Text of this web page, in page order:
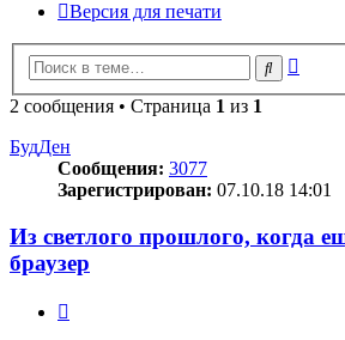
Версия для печати
Поиск
2 сообщения • Страница 1 из 1
БудДен
Сообщения: 3077
Зарегистрирован: 07.10.18 14:01
Из светлого прошлого, когда
браузер